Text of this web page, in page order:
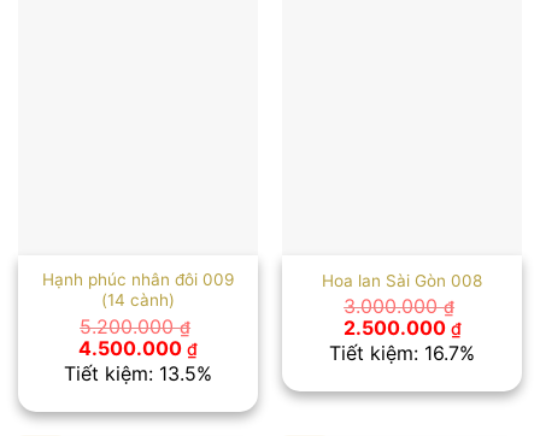
Hạnh phúc nhân đôi 009
(14 cành)
5.200.000₫
Giá
gốc
là:
4.500.000 ₫Giá
hiện
tại
4.500.000 ₫.
Tiết kiệm: 13.5%
Hoa lan Sài Gòn 008
3.000.000₫
Giá
gốc
là:
2.500.000 ₫Giá
hiện
tại
Tiết kiệm: 16.7%